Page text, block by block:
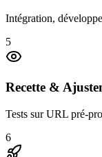
Intégration,
5
Recette &
Tests sur URL pré-
6